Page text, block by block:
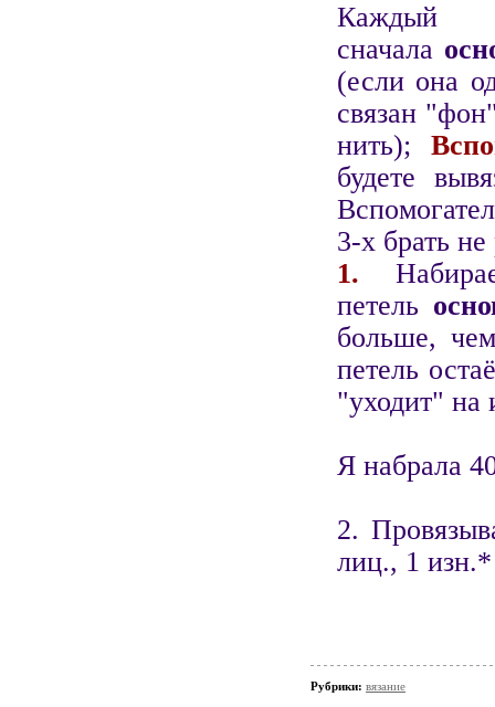
Каждый
сначала
(если она
связан
нить);
будете
3-х брать
1.
петель
больше,
петель
"уходит" на
Я набрала
2.
лиц., 1
Рубрики: вязание